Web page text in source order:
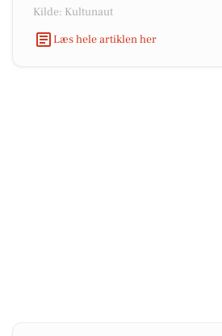
Kilde: Kultunaut
Læs hele artiklen her